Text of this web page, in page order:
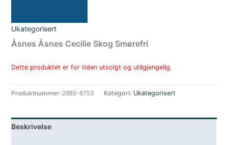
Ukategorisert
Åsnes Åsnes Cecilie Skog Smørefri
Dette produktet er for tiden utsolgt og utilgjengelig.
Produktnummer: 2985-6753 Kategori: Ukategorisert
Beskrivelse